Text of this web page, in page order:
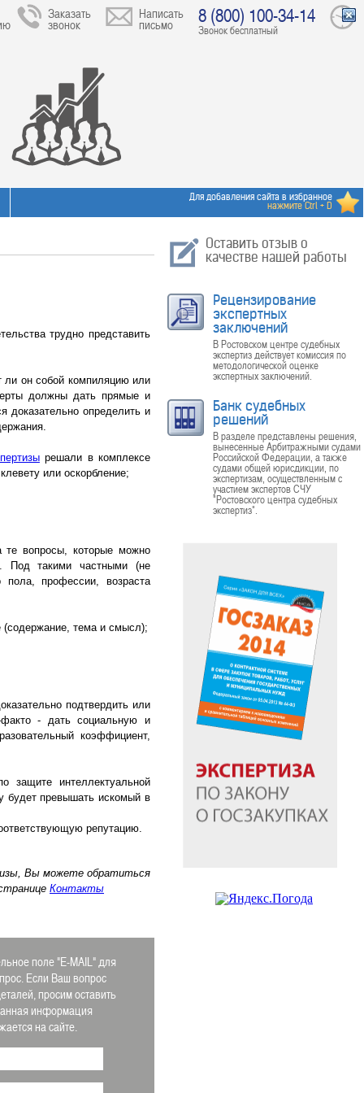
Заказать
звонок
Написать
письмо 8 (800) 100-34-14
Звонок бесплатный
Для добавления сайта в избранное
нажмите Ctrl + D
трудно представить
ли он собой компиляцию или
должны дать прямые и
доказательно определить и
решали в комплексе
или оскорбление;
те вопросы, которые можно
Под такими частными (не
пола, профессии, возраста
(содержание, тема и смысл);
подтвердить или
- дать социальную и
коэффициент,
защите интеллектуальной
будет превышать искомый в
репутацию.
Вы можете обратиться
Контакты
поле "E-MAIL" для
Если Ваш вопрос
просим оставить
информация
на сайте.
Оставить отзыв о
качестве нашей работы
Рецензирование
экспертных
заключений
В Ростовском центре судебных
экспертиз действует комиссия по
методологической оценке
экспертных заключений.
Банк судебных
решений
В разделе представлены решения,
вынесенные Арбитражными судами
Российской Федерации, а также
судами общей юрисдикции, по
экспертизам, осуществленным с
участием экспертов СЧУ
"Ростовского центра судебных
экспертиз".